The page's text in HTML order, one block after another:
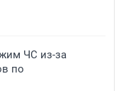
ЧС из-за
по